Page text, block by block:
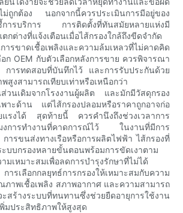
ม่ถูกต้อง นอกจากนี้ควรประเมินการมีอยู่ของ
ชี้การบริการ การติดตั้งที่ทันสมัยหลายแห่งมี
กต่างที่แจ้งเตือนเมื่อไส้กรองใกล้ถึงขีดจำกัด
รขาดเชื้อเพลิงและความล้มเหลวที่ไม่คาดคิด
อก OEM กับตัวเลือกหลังการขาย ควรพิจารณา
การทดสอบที่บันทึกไว้ และการรับประกันด้วย
งสามารถเทียบเท่าหรือเหนือกว่า
วนเดิมจากโรงงานผู้ผลิต และมักมีวัสดุกรอง
พาะด้าน แต่ไส้กรองปลอมหรือราคาถูกอาจก่อ
ยแรงได้ สุดท้ายนี้ ควรคำนึงถึงช่วงเวลาการ
มงการทำงานที่คาดการณ์ไว้ ในงานที่มีการ
ารขนส่งทางเรือหรือการผลิตไฟฟ้า ไส้กรองที่
บบกรองหลายขั้นตอนพร้อมการขัดเงาตาม
มเหมาะสมเพื่อลดการบำรุงรักษาที่ไม่ได้
รเลือกกลยุทธ์การกรองให้เหมาะสมกับความ
ภาพเชื้อเพลิง สภาพอากาศ และความสามารถ
สร้างระบบที่ทนทานซึ่งช่วยยืดอายุการใช้งาน
มประสิทธิภาพให้สูงสุด